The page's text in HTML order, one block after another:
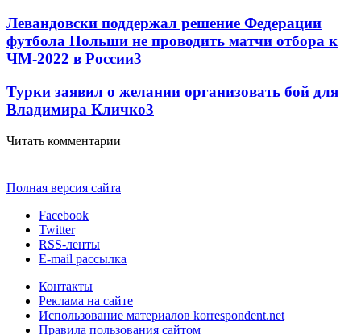
Левандовски поддержал решение Федерации
футбола Польши не проводить матчи отбора к
ЧМ-2022 в России3
Турки заявил о желании организовать бой для
Владимира Кличко3
Читать комментарии
Полная версия сайта
Facebook
Twitter
RSS-ленты
E-mail рассылка
Контакты
Реклама на сайте
Использование материалов korrespondent.net
Правила пользования сайтом